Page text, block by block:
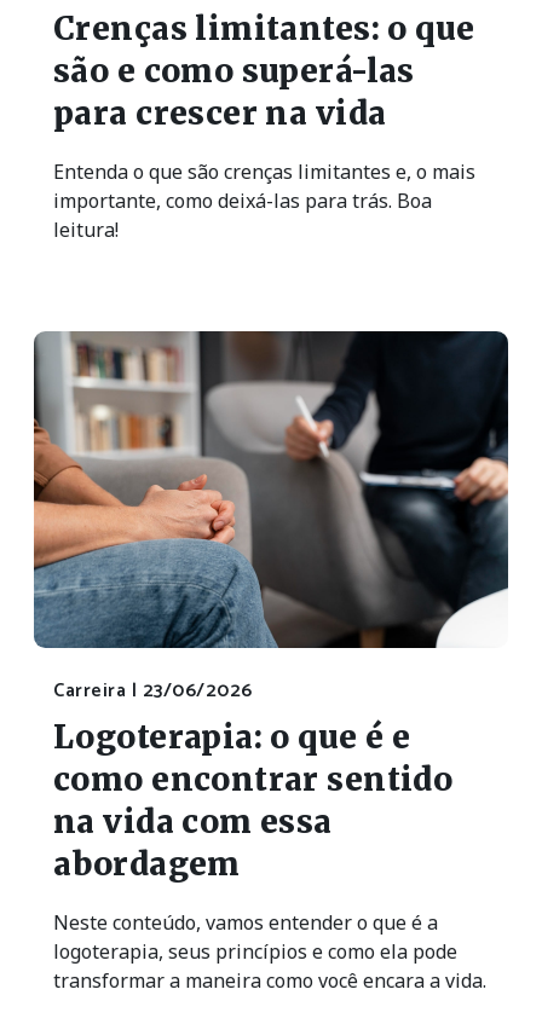
Crenças limitantes: o que
são e como superá-las
para crescer na vida
Entenda o que são crenças limitantes e, o mais
importante, como deixá-las para trás. Boa
leitura!
Carreira | 23/06/2026
Logoterapia: o que é e
como encontrar sentido
na vida com essa
abordagem
Neste conteúdo, vamos entender o que é a
logoterapia, seus princípios e como ela pode
transformar a maneira como você encara a vida.